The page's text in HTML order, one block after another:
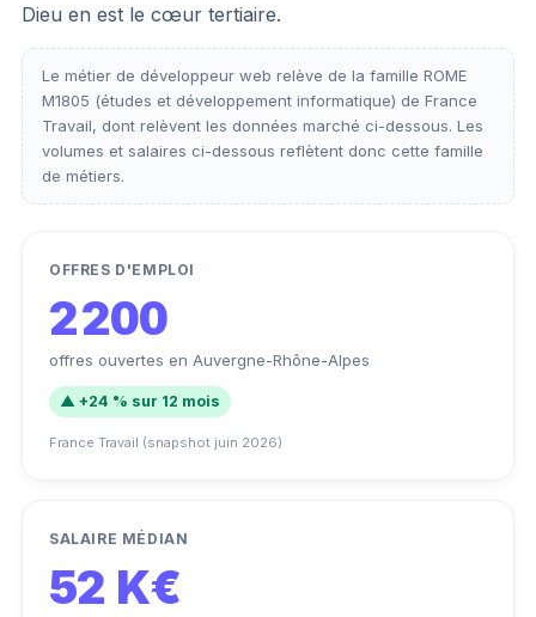
Dieu en est le cœur tertiaire.
Le métier de développeur web relève de la famille ROME
M1805 (études et développement informatique) de France
Travail, dont relèvent les données marché ci-dessous. Les
volumes et salaires ci-dessous reflètent donc cette famille
de métiers.
OFFRES D'EMPLOI
2 200
offres ouvertes en Auvergne-Rhône-Alpes
▲ +24 % sur 12 mois
France Travail (snapshot juin 2026)
SALAIRE MÉDIAN
52 K€